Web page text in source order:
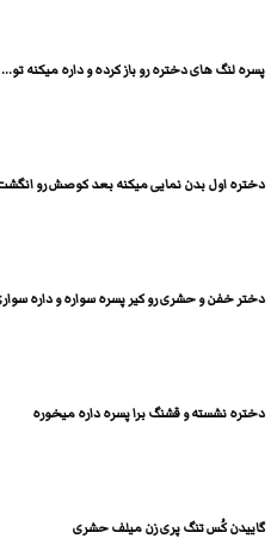
پسره لنگ های دختره رو باز کرده و داره میکنه تو...
دختره اول بدن نمایی میکنه بعد کوصش رو
دختر خفن و حشری رو کیر پسره سواره و داره
دختره نشسته و قشنگ برا پسره داره میخوره
گاییدن کُس تنگ پری زن میلف حشری